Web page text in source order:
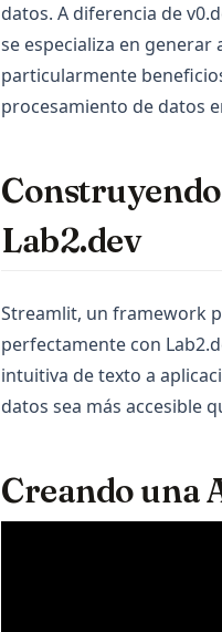
datos. A diferencia de
se especializa en generar
particularmente
procesamiento de datos
Lab2.dev
Streamlit, un framework
perfectamente con
intuitiva de texto a
datos sea más accesible
Creando una